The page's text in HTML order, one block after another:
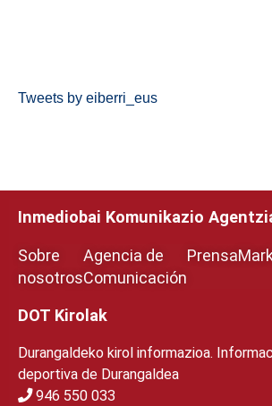
Tweets by eiberri_eus
Inmediobai Komunikazio
Sobre
nosotros
Agencia de
Comunicación
Prensa
DOT Kirolak
Durangaldeko kirol informazioa.
deportiva de Durangaldea
946 550 033